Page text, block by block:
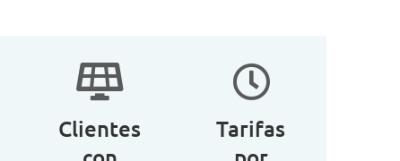
Clientes
Tarifas